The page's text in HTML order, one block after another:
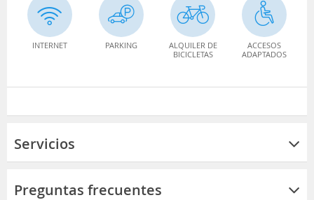
INTERNET PARKING
ALQUILER DE
BICICLETAS
ACCESOS
ADAPTADOS
Servicios
Preguntas frecuentes